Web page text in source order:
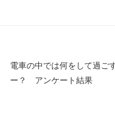
電車の中では何をして過ご
ー？ アンケート結果